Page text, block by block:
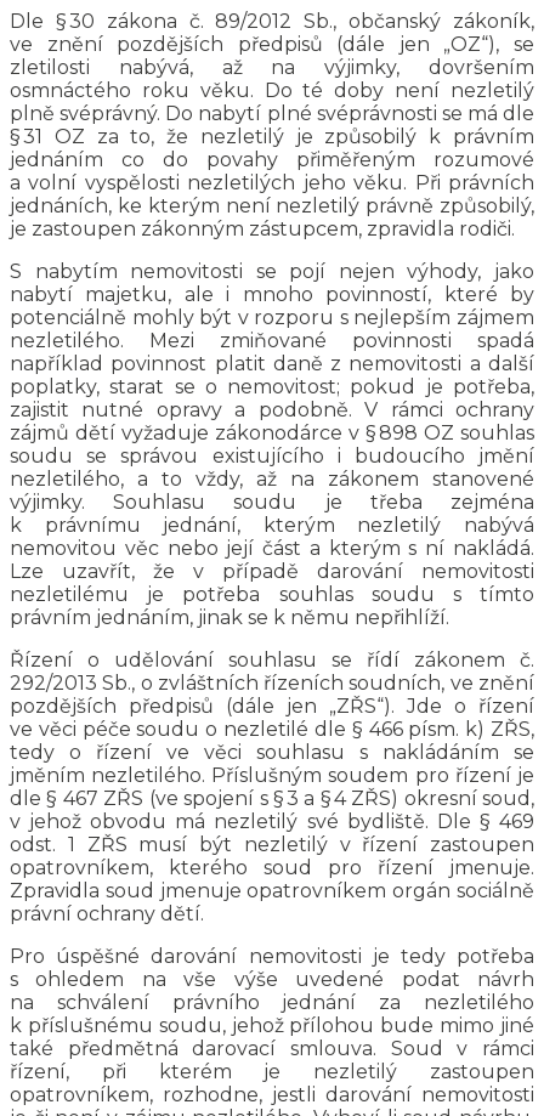
Dle § 30 zákona č. 89/2012 Sb., občanský zákoník,
ve znění pozdějších předpisů (dále jen „OZ“), se
zletilosti nabývá, až na výjimky, dovršením
osmnáctého roku věku. Do té doby není nezletilý
plně svéprávný. Do nabytí plné svéprávnosti se má dle
§ 31 OZ za to, že nezletilý je způsobilý k právním
jednáním co do povahy přiměřeným rozumové
a volní vyspělosti nezletilých jeho věku. Při právních
jednáních, ke kterým není nezletilý právně způsobilý,
je zastoupen zákonným zástupcem, zpravidla rodiči.
S nabytím nemovitosti se pojí nejen výhody, jako
nabytí majetku, ale i mnoho povinností, které by
potenciálně mohly být v rozporu s nejlepším zájmem
nezletilého. Mezi zmiňované povinnosti spadá
například povinnost platit daně z nemovitosti a další
poplatky, starat se o nemovitost; pokud je potřeba,
zajistit nutné opravy a podobně. V rámci ochrany
zájmů dětí vyžaduje zákonodárce v § 898 OZ souhlas
soudu se správou existujícího i budoucího jmění
nezletilého, a to vždy, až na zákonem stanovené
výjimky. Souhlasu soudu je třeba zejména
k právnímu jednání, kterým nezletilý nabývá
nemovitou věc nebo její část a kterým s ní nakládá.
Lze uzavřít, že v případě darování nemovitosti
nezletilému je potřeba souhlas soudu s tímto
právním jednáním, jinak se k němu nepřihlíží.
Řízení o udělování souhlasu se řídí zákonem č.
292/2013 Sb., o zvláštních řízeních soudních, ve znění
pozdějších předpisů (dále jen „ZŘS“). Jde o řízení
ve věci péče soudu o nezletilé dle § 466 písm. k) ZŘS,
tedy o řízení ve věci souhlasu s nakládáním se
jměním nezletilého. Příslušným soudem pro řízení je
dle § 467 ZŘS (ve spojení s § 3 a § 4 ZŘS) okresní soud,
v jehož obvodu má nezletilý své bydliště. Dle § 469
odst. 1 ZŘS musí být nezletilý v řízení zastoupen
opatrovníkem, kterého soud pro řízení jmenuje.
Zpravidla soud jmenuje opatrovníkem orgán sociálně
právní ochrany dětí.
Pro úspěšné darování nemovitosti je tedy potřeba
s ohledem na vše výše uvedené podat návrh
na schválení právního jednání za nezletilého
k příslušnému soudu, jehož přílohou bude mimo jiné
také předmětná darovací smlouva. Soud v rámci
řízení, při kterém je nezletilý zastoupen
opatrovníkem, rozhodne, jestli darování nemovitosti